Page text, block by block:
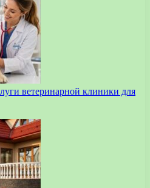
ветеринарной клиники для